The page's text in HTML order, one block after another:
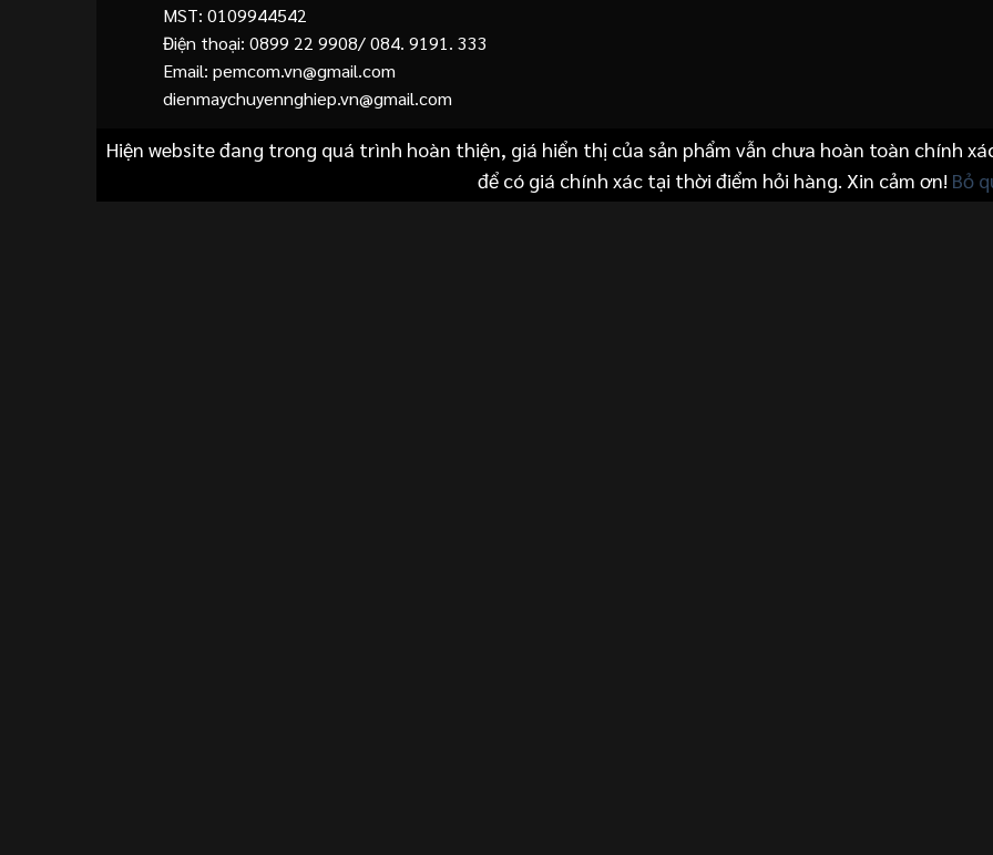
MST: 0109944542
Điện thoại: 0899 22 9908/ 084. 9191. 333
Email: pemcom.vn@gmail.com
dienmaychuyennghiep.vn@gmail.com
Hiện website đang trong quá trình hoàn thiện, giá hiển thị của sản phẩm vẫn chưa hoàn toàn chính
để có giá chính xác tại thời điểm hỏi hàng. Xin cảm ơn! Bỏ